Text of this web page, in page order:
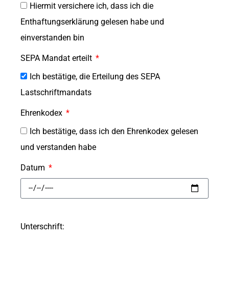
Hiermit versichere ich, dass ich die
Enthaftungserklärung gelesen habe und
einverstanden bin
SEPA Mandat erteilt
Ich bestätige, die Erteilung des SEPA
Lastschriftmandats
Ehrenkodex
Ich bestätige, dass ich den Ehrenkodex gelesen
und verstanden habe
Datum
Unterschrift: